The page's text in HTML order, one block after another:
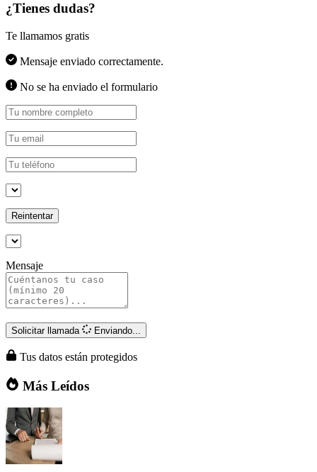
¿Tienes dudas?
Te llamamos gratis
Mensaje enviado correctamente.
No se ha enviado el formulario
Reintentar
Mensaje
Solicitar llamada Enviando...
Tus datos están protegidos
Más Leídos